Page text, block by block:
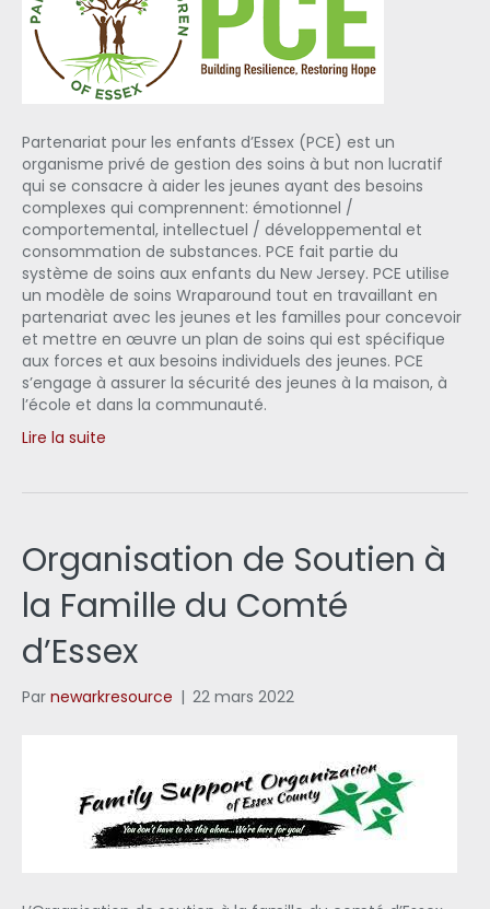
Partenariat pour les enfants d’Essex (PCE) est un
organisme privé de gestion des soins à but non lucratif
qui se consacre à aider les jeunes ayant des besoins
complexes qui comprennent: émotionnel /
comportemental, intellectuel / développemental et
consommation de substances. PCE fait partie du
système de soins aux enfants du New Jersey. PCE utilise
un modèle de soins Wraparound tout en travaillant en
partenariat avec les jeunes et les familles pour concevoir
et mettre en œuvre un plan de soins qui est spécifique
aux forces et aux besoins individuels des jeunes. PCE
s’engage à assurer la sécurité des jeunes à la maison, à
l’école et dans la communauté.
Lire la suite
Organisation de Soutien à
la Famille du Comté
d’Essex
Par newarkresource | 22 mars 2022